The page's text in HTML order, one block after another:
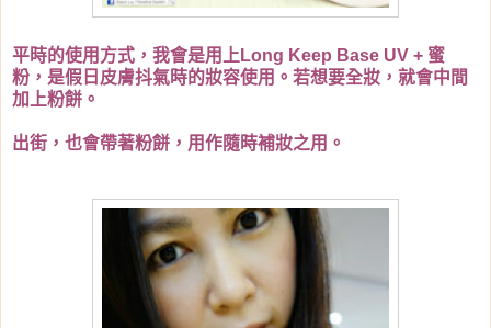
平時的使用方式，我會是用上Long Keep Base UV + 蜜
粉，是假日皮膚抖氣時的妝容使用。若想要全妝，就會中間
加上粉餅。
出街，也會帶著粉餅，用作隨時補妝之用。